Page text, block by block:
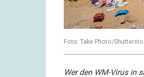
Foto: Take Photo/
Wer den WM-Virus in